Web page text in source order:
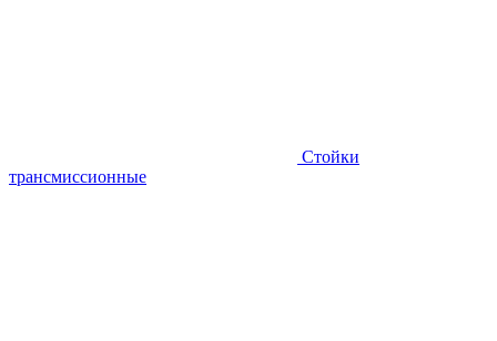
Стойки
трансмиссионные